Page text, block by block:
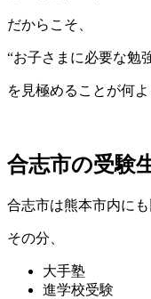
だからこそ、
“お子さまに必要な勉
を見極めることが何
合志市の受験
合志市は熊本市内に
その分、
大手塾
進学校受験